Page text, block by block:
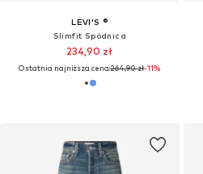
LEVI'S ®
Slimfit Spódnica
234,90 zł
Ostatnia najniższa cena:264,90 zł-11%